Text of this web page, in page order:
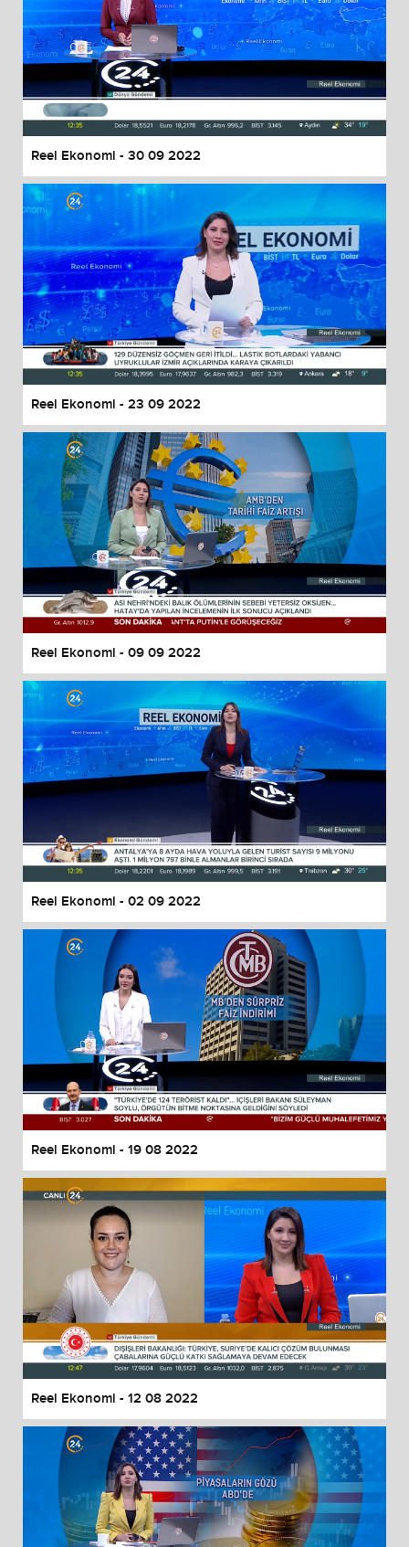
Reel Ekonomi - 30 09 2022
Reel Ekonomi - 23 09 2022
Reel Ekonomi - 09 09 2022
Reel Ekonomi - 02 09 2022
Reel Ekonomi - 19 08 2022
Reel Ekonomi - 12 08 2022